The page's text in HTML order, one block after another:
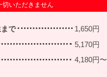
切いただきません
で
1,650円
5,170円
4,180円〜